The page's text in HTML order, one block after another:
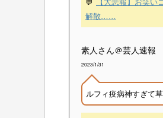
解散……
素人さん＠芸人速報
2023/1/31
ルフィ疫病神すぎて草